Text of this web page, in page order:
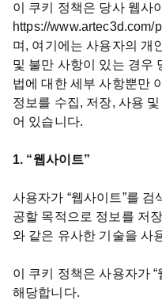
이 쿠키 정책은 당사 웹사
https://
며, 여기에는 사용자의 개
및 불만 사항이 있는 경우
법에 대한 세부 사항뿐만
정보를 수집, 저장, 사용
어 있습니다.
1. “웹사이트”
사용자가 “웹사이트”를 검
공할 목적으로 정보를 저
와 같은 유사한 기술을 사
이 쿠키 정책은 사용자가
해당합니다.